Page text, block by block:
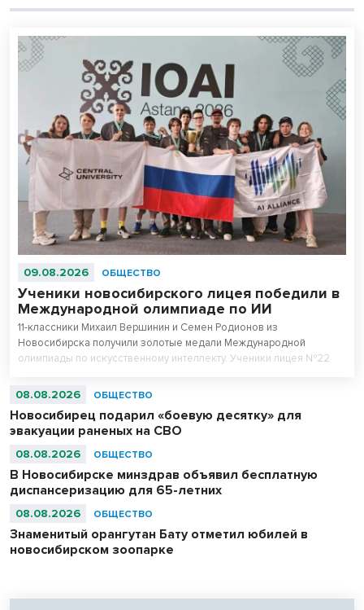
09.08.2026 ОБЩЕСТВО
Ученики новосибирского лицея победили в
Международной олимпиаде по ИИ
11-классники Михаил Вершинин и Семен Родионов из
Новосибирска получили золотые медали Международной
олимпиады по искусственному интеллекту. Ученики лицея №22
абсолютными чемпионами соревнований.
08.08.2026 ОБЩЕСТВО
Новосибирец подарил «боевую десятку» для
эвакуации раненых на СВО
08.08.2026 ОБЩЕСТВО
В Новосибирске минздрав объявил бесплатную
диспансеризацию для 65-летних
08.08.2026 ОБЩЕСТВО
Знаменитый орангутан Бату отметил юбилей в
новосибирском зоопарке